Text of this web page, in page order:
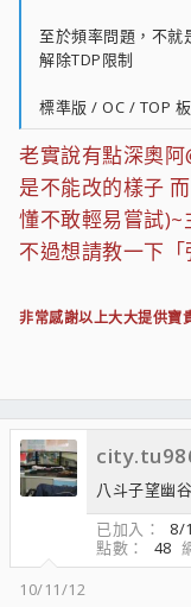
至於頻率問題，不就
解除TDP限制
標準版 / OC / TOP
老實說有點深奧阿
是不能改的樣子
懂不敢輕易嘗試
不過想請教一下
非常感謝以上大大提供寶
八斗子望幽
已加入
8/
點數
48
10/11/12